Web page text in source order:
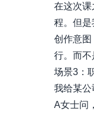
在这次课
程。但是
创作意图
行。而不
场景3：
我给某公
A女士问